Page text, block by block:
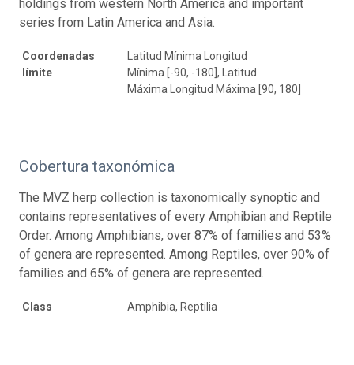
holdings from western North America and important
series from Latin America and Asia.
Coordenadas
límite
Latitud Mínima Longitud
Mínima [-90, -180], Latitud
Máxima Longitud Máxima [90, 180]
Cobertura taxonómica
The MVZ herp collection is taxonomically synoptic and
contains representatives of every Amphibian and Reptile
Order. Among Amphibians, over 87% of families and 53%
of genera are represented. Among Reptiles, over 90% of
families and 65% of genera are represented.
Class Amphibia, Reptilia